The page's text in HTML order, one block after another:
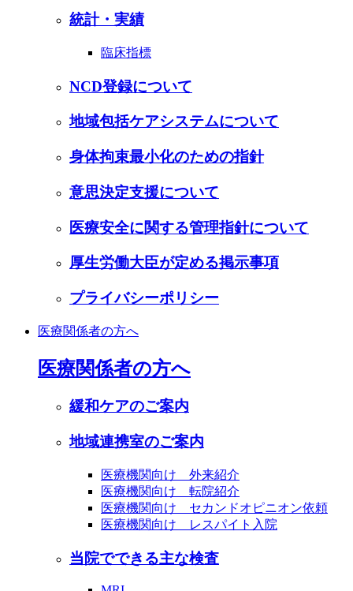
統計・実績
臨床指標
NCD登録について
地域包括ケアシステムについて
身体拘束最小化のための指針
意思決定支援について
医療安全に関する管理指針について
厚生労働大臣が定める掲示事項
プライバシーポリシー
医療関係者の方へ
医療関係者の方へ
緩和ケアのご案内
地域連携室のご案内
医療機関向け 外来紹介
医療機関向け 転院紹介
医療機関向け セカンドオピニオン依頼
医療機関向け レスパイト入院
当院でできる主な検査